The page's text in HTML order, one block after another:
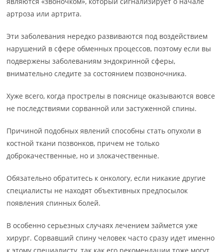
артроза или артрита.
Эти заболевания нередко развиваются под воздействием
нарушений в сфере обменных процессов, поэтому если вы
подвержены заболеваниям эндокринной сферы,
внимательно следите за состоянием позвоночника.
Хуже всего, когда прострелы в пояснице оказываются вовсе
не последствиями сорванной или застуженной спины.
Причиной подобных явлений способны стать опухоли в
костной ткани позвонков, причем не только
доброкачественные, но и злокачественные.
Обязательно обратитесь к онкологу, если никакие другие
специалисты не находят объективных предпосылок
появления спинных болей.
В особенно серьезных случаях лечением займется уже
хирург. Сорвавший спину человек часто сразу идет именно